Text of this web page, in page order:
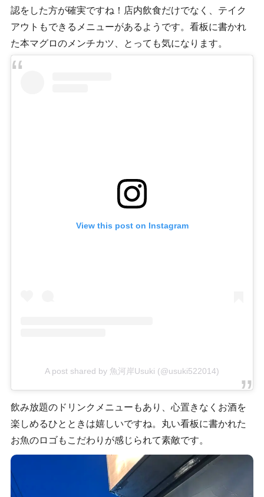
認をした方が確実ですね！店内飲食だけでなく、テイク
アウトもできるメニューがあるようです。看板に書かれ
た本マグロのメンチカツ、とっても気になります。
View this post on Instagram
A post shared by 魚河岸Usuki (@usuki522014)
飲み放題のドリンクメニューもあり、心置きなくお酒を
楽しめるひとときは嬉しいですね。丸い看板に書かれた
お魚のロゴもこだわりが感じられて素敵です。